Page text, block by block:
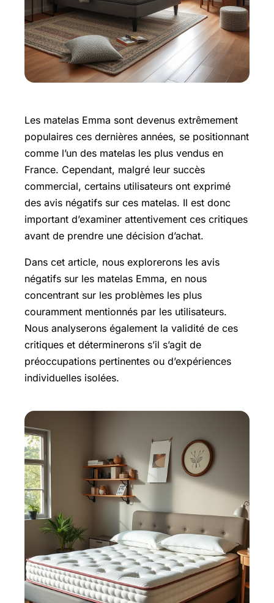
Les matelas Emma sont devenus extrêmement
populaires ces dernières années, se positionnant
comme l’un des matelas les plus vendus en
France. Cependant, malgré leur succès
commercial, certains utilisateurs ont exprimé
des avis négatifs sur ces matelas. Il est donc
important d’examiner attentivement ces critiques
avant de prendre une décision d’achat.
Dans cet article, nous explorerons les avis
négatifs sur les matelas Emma, en nous
concentrant sur les problèmes les plus
couramment mentionnés par les utilisateurs.
Nous analyserons également la validité de ces
critiques et déterminerons s’il s’agit de
préoccupations pertinentes ou d’expériences
individuelles isolées.